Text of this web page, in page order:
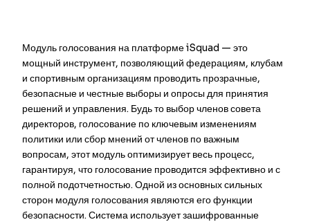
Модуль голосования на платформе iSquad — это
мощный инструмент, позволяющий федерациям, клубам
и спортивным организациям проводить прозрачные,
безопасные и честные выборы и опросы для принятия
решений и управления. Будь то выбор членов совета
директоров, голосование по ключевым изменениям
политики или сбор мнений от членов по важным
вопросам, этот модуль оптимизирует весь процесс,
гарантируя, что голосование проводится эффективно и с
полной подотчетностью. Одной из основных сильных
сторон модуля голосования являются его функции
безопасности. Система использует зашифрованные